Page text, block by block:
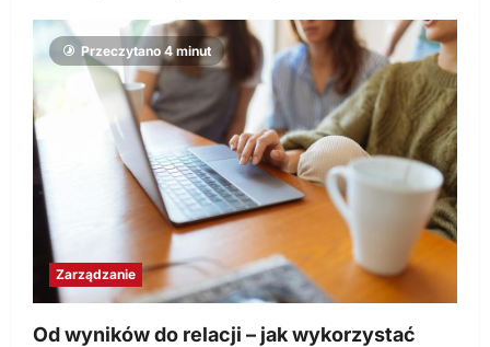
Przeczytano 4 minut
Zarządzanie
Od wyników do relacji – jak wykorzystać